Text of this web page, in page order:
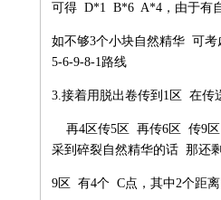
可得 D*1 B*6 A*4，由于有
如不够3个小块自然精华 可
5-6-9-8-1路线
3.接着用脱出卷传到1区 在
再4区传5区 再传6区 传9区
采到碎裂自然精华的话 那还
9区 有4个 C点，其中2个距